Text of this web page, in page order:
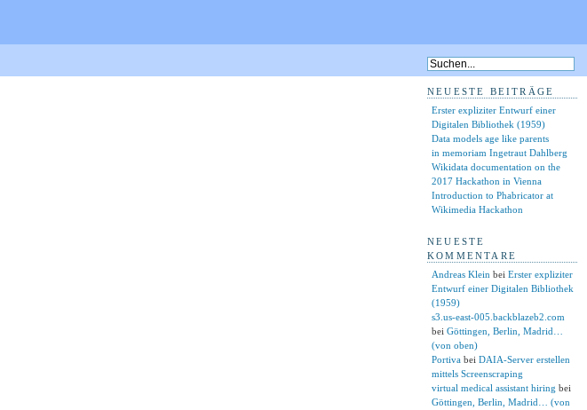
NEUESTE BEITRÄGE
Erster expliziter Entwurf einer
Digitalen Bibliothek (1959)
Data models age like parents
in memoriam Ingetraut Dahlberg
Wikidata documentation on the
2017 Hackathon in Vienna
Introduction to Phabricator at
Wikimedia Hackathon
NEUESTE
KOMMENTARE
Andreas Klein bei Erster expliziter
Entwurf einer Digitalen Bibliothek
(1959)
s3.us-east-005.backblazeb2.com
bei Göttingen, Berlin, Madrid…
(von oben)
Portiva bei DAIA-Server erstellen
mittels Screenscraping
virtual medical assistant hiring bei
Göttingen, Berlin, Madrid… (von